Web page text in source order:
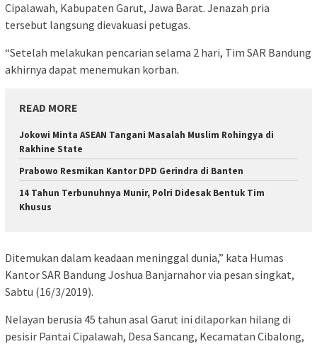
Cipalawah, Kabupaten Garut, Jawa Barat. Jenazah pria
tersebut langsung dievakuasi petugas.
“Setelah melakukan pencarian selama 2 hari, Tim SAR Bandung
akhirnya dapat menemukan korban.
READ MORE
Jokowi Minta ASEAN Tangani Masalah Muslim Rohingya di
Rakhine State
Prabowo Resmikan Kantor DPD Gerindra di Banten
14 Tahun Terbunuhnya Munir, Polri Didesak Bentuk Tim
Khusus
Ditemukan dalam keadaan meninggal dunia,” kata Humas
Kantor SAR Bandung Joshua Banjarnahor via pesan singkat,
Sabtu (16/3/2019).
Nelayan berusia 45 tahun asal Garut ini dilaporkan hilang di
pesisir Pantai Cipalawah, Desa Sancang, Kecamatan Cibalong,